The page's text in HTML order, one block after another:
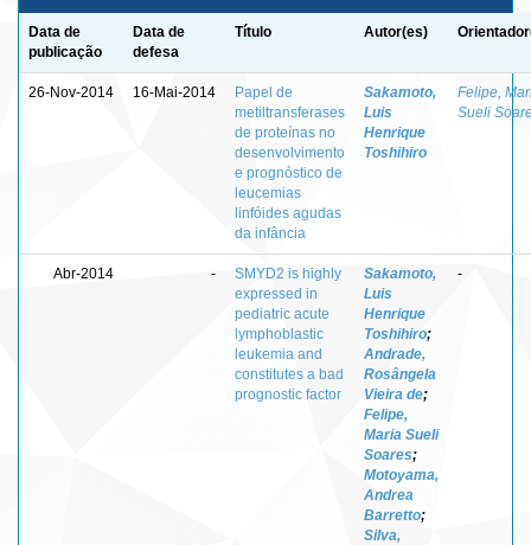
Data de
publicação
Data de
defesa
Título Autor(es)
26-Nov-2014 16-Mai-2014
Papel de
metiltransferases
de proteínas no
desenvolvimento
e prognóstico de
leucemias
linfóides agudas
da infância
Sakamoto,
Luis
Henrique
Toshihiro
Felipe,
Sueli
Abr-2014 -
SMYD2 is highly
expressed in
pediatric acute
lymphoblastic
leukemia and
constitutes a bad
prognostic factor
Sakamoto,
Luis
Henrique
Toshihiro;
Andrade,
Rosângela
Vieira de;
Felipe,
Maria Sueli
Soares;
Motoyama,
Andrea
Barretto;
Silva,
-